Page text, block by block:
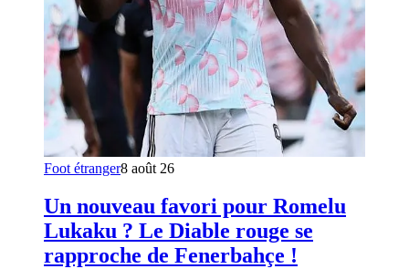
Foot étranger8 août 26
Un nouveau favori pour Romelu
Lukaku ? Le Diable rouge se
rapproche de Fenerbahçe !